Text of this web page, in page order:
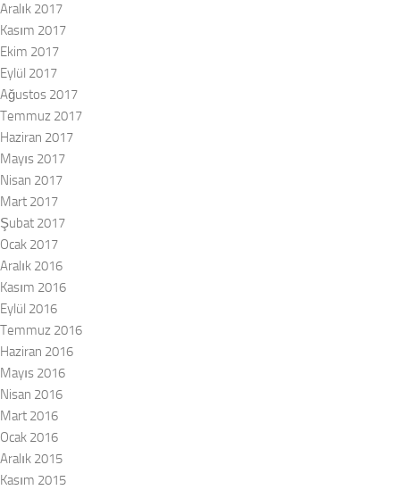
Aralık 2017
Kasım 2017
Ekim 2017
Eylül 2017
Ağustos 2017
Temmuz 2017
Haziran 2017
Mayıs 2017
Nisan 2017
Mart 2017
Şubat 2017
Ocak 2017
Aralık 2016
Kasım 2016
Eylül 2016
Temmuz 2016
Haziran 2016
Mayıs 2016
Nisan 2016
Mart 2016
Ocak 2016
Aralık 2015
Kasım 2015